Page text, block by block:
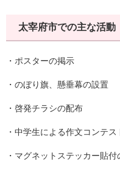
太宰府市での主な活動
・ポスターの掲示
・のぼり旗、懸垂幕の設置
・啓発チラシの配布
・中学生による作文コンテス
・マグネットステッカー貼